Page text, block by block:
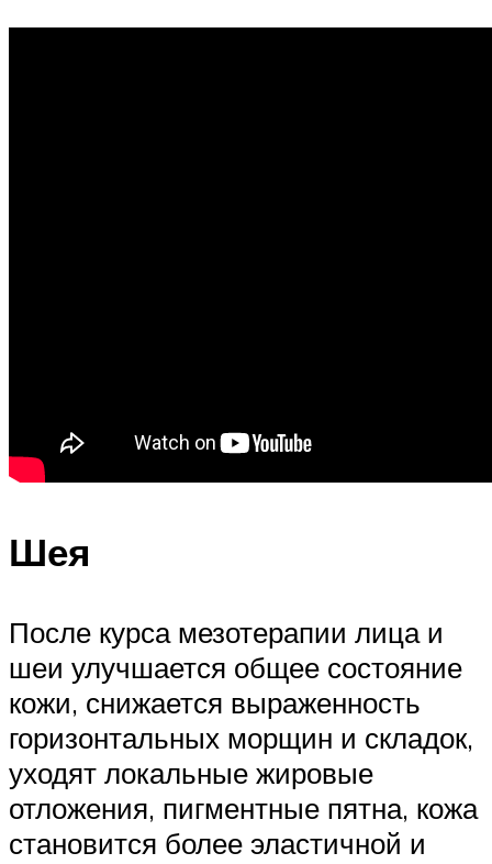
Шея
После курса мезотерапии лица и
шеи улучшается общее состояние
кожи, снижается выраженность
горизонтальных морщин и складок,
уходят локальные жировые
отложения, пигментные пятна, кожа
становится более эластичной и